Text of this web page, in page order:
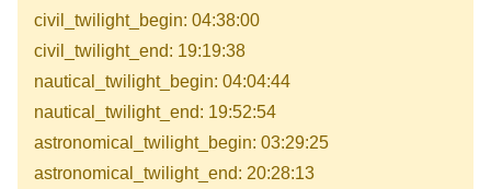
civil_twilight_begin: 04:38:00
civil_twilight_end: 19:19:38
nautical_twilight_begin: 04:04:44
nautical_twilight_end: 19:52:54
astronomical_twilight_begin: 03:29:25
astronomical_twilight_end: 20:28:13